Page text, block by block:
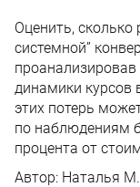
Оценить,
системной”
динамики
этих потерь
по наблюдениям
процента от
Автор: Наталья М.